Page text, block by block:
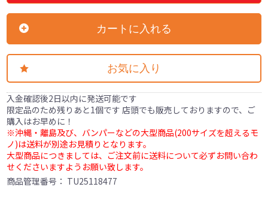
カートに入れる
お気に入り
入金確認後2日以内に発送可能です
限定品のため残りあと1個です 店頭でも販売しておりますので、ご
購入はお早めに！
※沖縄・離島及び、バンパーなどの大型商品(200サイズを超えるモ
ノ)は送料が別途お見積りとなります。
大型商品につきましては、ご注文前に送料について必ずお問い合わ
せくださいますようお願い致します。
商品管理番号： TU25118477